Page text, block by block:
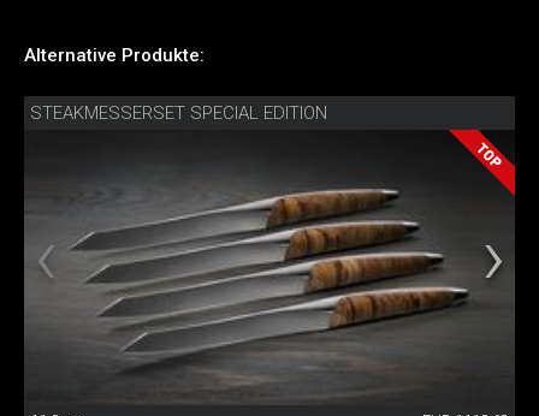
Alternative Produkte:
STEAKMESSERSET SPECIAL EDITION